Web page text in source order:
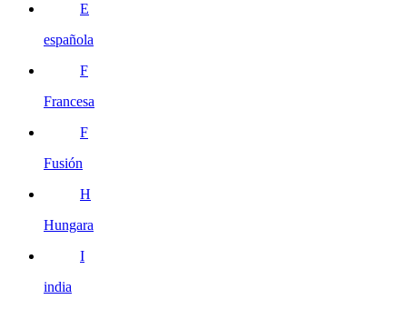
E
española
F
Francesa
F
Fusión
H
Hungara
I
india